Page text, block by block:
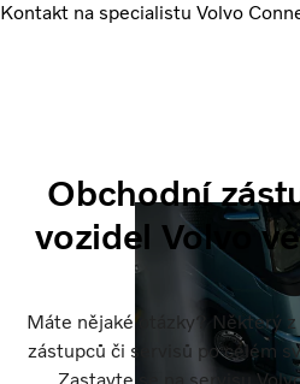
Kontakt na specialistu Volvo
Obchodní
vozidel Volvo
Máte nějaké otázky? Některý
zástupců či servisů po celém